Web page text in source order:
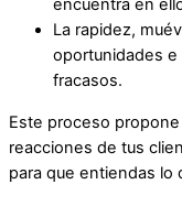
encuentra en
La rapidez,
oportunidades
fracasos.
Este proceso
reacciones de tus
para que entiendas lo